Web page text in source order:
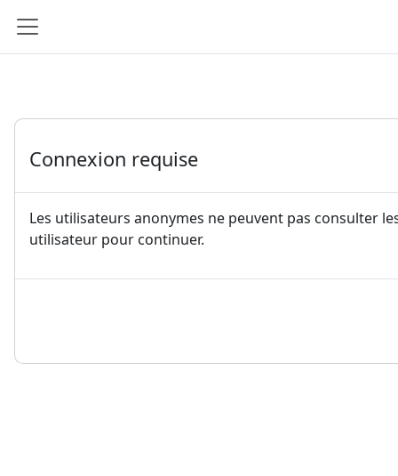
Panneau latéral
Connexion requise
Les utilisateurs anonymes ne peuvent pas consulter
utilisateur pour continuer.